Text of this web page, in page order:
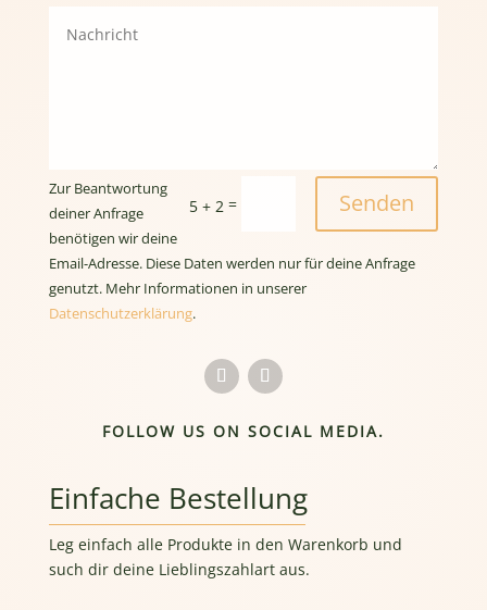
5 + 2 = Senden
Zur Beantwortung
deiner Anfrage
benötigen wir deine
Email-Adresse. Diese Daten werden nur für deine Anfrage
genutzt. Mehr Informationen in unserer
Datenschutzerklärung.
FOLLOW US ON SOCIAL MEDIA.
Einfache Bestellung
Leg einfach alle Produkte in den Warenkorb und
such dir deine Lieblingszahlart aus.